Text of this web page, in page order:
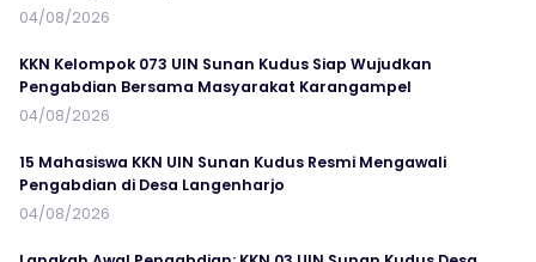
04/08/2026
KKN Kelompok 073 UIN Sunan Kudus Siap Wujudkan
Pengabdian Bersama Masyarakat Karangampel
04/08/2026
15 Mahasiswa KKN UIN Sunan Kudus Resmi Mengawali
Pengabdian di Desa Langenharjo
04/08/2026